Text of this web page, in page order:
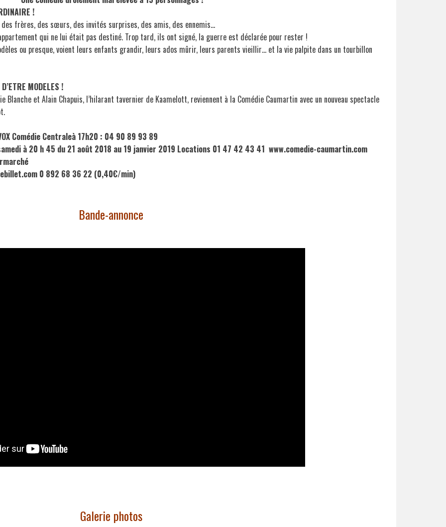
!
frères, des sœurs, des invités surprises, des amis, des ennemis…
qui ne lui était pas destiné. Trop tard, ils ont signé, la guerre est déclarée pour rester !
ou presque, voient leurs enfants grandir, leurs ados mûrir, leurs parents vieillir… et la vie palpite dans un tourbillon
MODELES !
et Alain Chapuis, l’hilarant tavernier de Kaamelott, reviennent à la Comédie Caumartin avec un nouveau spectacle
Comédie Centraleà 17h20 : 04 90 89 93 89
à 20 h 45 du 21 août 2018 au 19 janvier 2019 Locations 01 47 42 43 41 www.comedie-caumartin.com
0 892 68 36 22 (0,40€/min)
Bande-annonce
Galerie photos